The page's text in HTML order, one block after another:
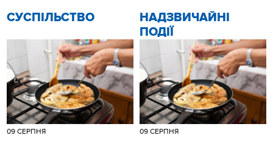
CУСПІЛЬСТВО
09 СЕРПНЯ
НАДЗВИЧАЙНІ
ПОДІЇ
09 СЕРПНЯ